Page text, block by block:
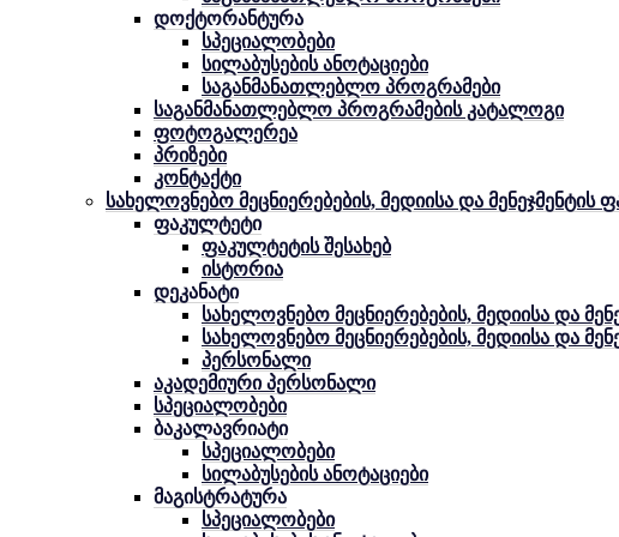
დოქტორანტურა
სპეციალობები
სილაბუსების ანოტაციები
საგანმანათლებლო პროგრამები
საგანმანათლებლო პროგრამების კატალოგი
ფოტოგალერეა
პრიზები
კონტაქტი
სახელოვნებო მეცნიერებების, მედიისა და მენეჯმენტის
ფაკულტეტი
ფაკულტეტის შესახებ
ისტორია
დეკანატი
სახელოვნებო მეცნიერებების, მედიისა და
სახელოვნებო მეცნიერებების, მედიისა და
პერსონალი
აკადემიური პერსონალი
სპეციალობები
ბაკალავრიატი
სპეციალობები
სილაბუსების ანოტაციები
მაგისტრატურა
სპეციალობები